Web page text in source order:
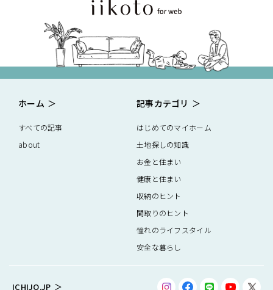
ホーム
すべての記事
about
記事カテゴリ
はじめてのマイホーム
土地探しの知識
お金と住まい
健康と住まい
収納のヒント
間取りのヒント
憧れのライフスタイル
安全な暮らし
ICHIJO.JP